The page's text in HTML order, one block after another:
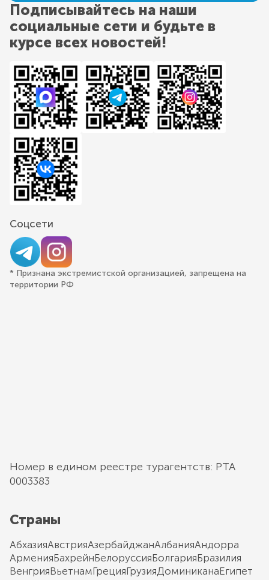
Подписывайтесь на наши
социальные сети и будьте в
курсе всех новостей!
Соцсети
* Признана экстремистской организацией, запрещена на
территории РФ
Номер в едином реестре турагентств: РТА
0003383
Страны
АбхазияАвстрияАзербайджанАлбанияАндорра
АрменияБахрейнБелоруссияБолгарияБразилия
ВенгрияВьетнамГрецияГрузияДоминиканаЕгипет